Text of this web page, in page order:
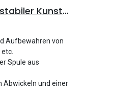
Haspel Griff mit Sperre und Bremse "blau" aus stabiler Kunststoff dm 30cm
Aufbewahren von
Spule aus
Abwickeln und einer